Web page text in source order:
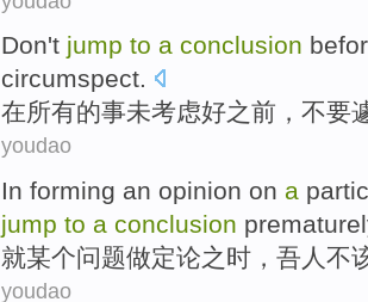
Don't jump to a conclusion
circumspect.
在所有的事未考虑好之前 ， 不要
youdao
In forming an opinion on a
jump to a conclusion
就某个问题做定论之时，吾人 不
youdao